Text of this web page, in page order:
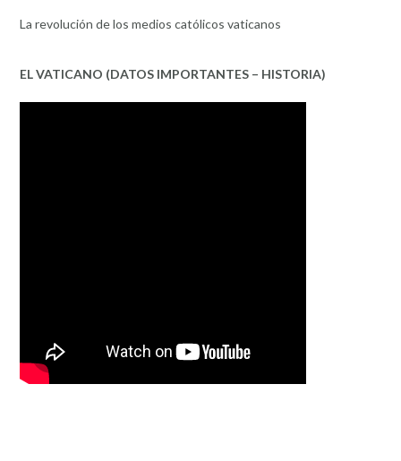
La revolución de los medios católicos vaticanos
EL VATICANO (DATOS IMPORTANTES – HISTORIA)